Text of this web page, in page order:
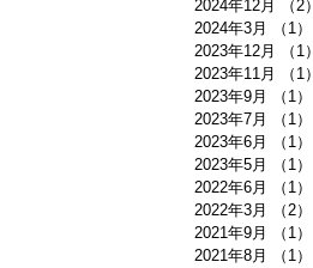
2024年12月
（2）
2024年3月
（1）
2023年12月
（1）
2023年11月
（1）
2023年9月
（1）
2023年7月
（1）
2023年6月
（1）
2023年5月
（1）
2022年6月
（1）
2022年3月
（2）
2021年9月
（1）
2021年8月
（1）